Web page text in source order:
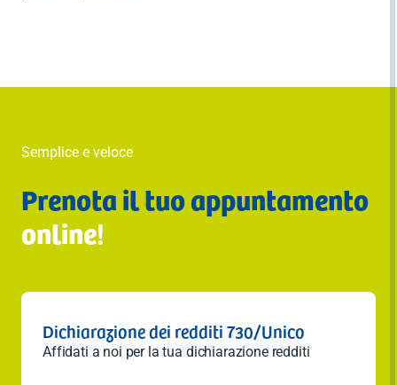
Semplice e veloce
Prenota il tuo appuntamento
online!
Dichiarazione dei redditi 730/Unico
Affidati a noi per la tua dichiarazione redditi